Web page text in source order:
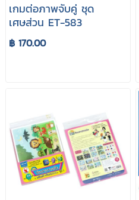
เกมต่อภาพจับคู่ ชุด
เศษส่วน ET-583
฿ 170.00